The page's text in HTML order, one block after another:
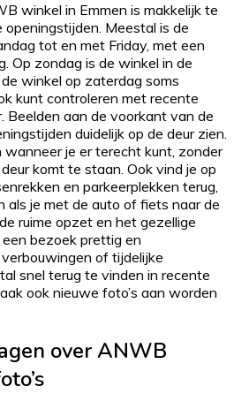
winkel in Emmen is makkelijk te
Meestal is de
tot en met Friday, met een
Op zondag is de winkel in de
winkel op zaterdag soms
kunt controleren met recente
Beelden aan de voorkant van de
duidelijk op de deur zien.
wanneer je er terecht kunt, zonder
komt te staan. Ook vind je op
en parkeerplekken terug,
je met de auto of fiets naar de
ruime opzet en het gezellige
bezoek prettig en
of tijdelijke
snel terug te vinden in recente
ook nieuwe foto’s aan worden
over ANWB